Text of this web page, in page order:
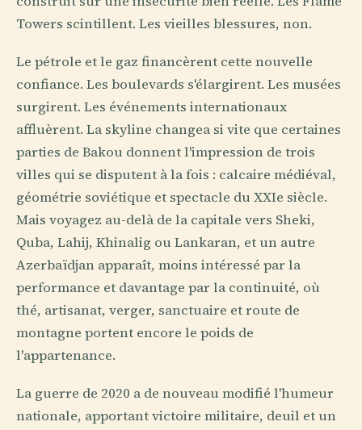
Towers scintillent. Les vieilles blessures, non.
Le pétrole et le gaz financèrent cette nouvelle
confiance. Les boulevards s'élargirent. Les musées
surgirent. Les événements internationaux
affluèrent. La skyline changea si vite que certaines
parties de Bakou donnent l'impression de trois
villes qui se disputent à la fois : calcaire médiéval,
géométrie soviétique et spectacle du XXIe siècle.
Mais voyagez au-delà de la capitale vers Sheki,
Quba, Lahij, Khinalig ou Lankaran, et un autre
Azerbaïdjan apparaît, moins intéressé par la
performance et davantage par la continuité, où
thé, artisanat, verger, sanctuaire et route de
montagne portent encore le poids de
l'appartenance.
La guerre de 2020 a de nouveau modifié l'humeur
nationale, apportant victoire militaire, deuil et un